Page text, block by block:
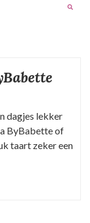
dagjes lekker
ByBabette of
taart zeker een